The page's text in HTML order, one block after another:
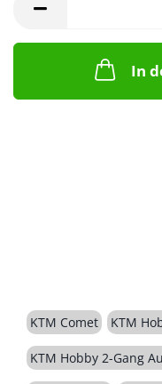
In
KTM Comet KTM
KTM Hobby 2-Gang